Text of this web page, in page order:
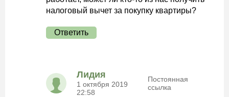
налоговый вычет за покупку квартиры?
Ответить
Лидия
1 октября 2019
22:58
Постоянная
ссылка